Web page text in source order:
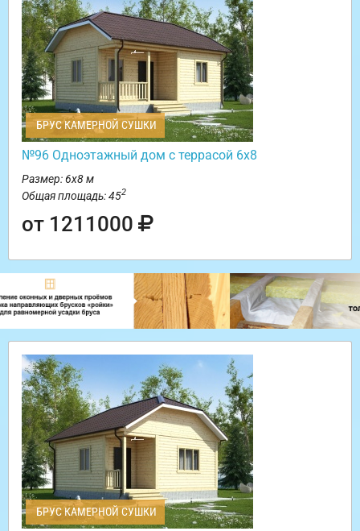
БРУС КАМЕРНОЙ СУШКИ
№96 Одноэтажный дом с террасой 6х8
Размер: 6х8 м
Общая площадь: 452
от 1211000
БРУС КАМЕРНОЙ СУШКИ